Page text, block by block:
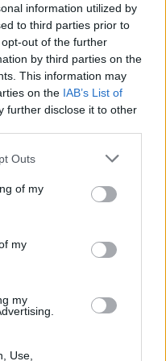
information utilized by
to third parties prior to
out of the further
by third parties on the
This information may
on the IAB’s List of
further disclose it to other
Outs
of my
my
my
Use,